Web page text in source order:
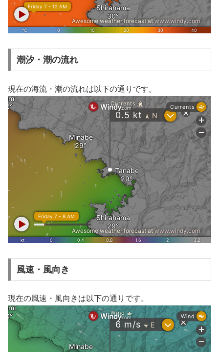
潮汐・潮の流れ
現在の海流・潮の流れは以下の通りです。
風速・風向き
現在の風速・風向きは以下の通りです。